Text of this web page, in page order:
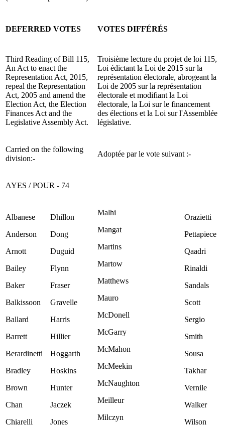
DEFERRED VOTES VOTES DIFFÉRÉS
Third Reading of Bill 115,
An Act to enact the
Representation Act, 2015,
repeal the Representation
Act, 2005 and amend the
Election Act, the Election
Finances Act and the
Legislative Assembly Act.
Troisième lecture du projet de loi 115,
Loi édictant la Loi de 2015 sur la
représentation électorale, abrogeant la
Loi de 2005 sur la représentation
électorale et modifiant la Loi
électorale, la Loi sur le financement
des élections et la Loi sur l'Assemblée
législative.
Carried on the following
division:-
Adoptée par le vote suivant :-
AYES / POUR - 74
Albanese
Anderson
Arnott
Bailey
Baker
Balkissoon
Ballard
Barrett
Berardinetti
Bradley
Brown
Chan
Chiarelli
Dhillon
Dong
Duguid
Flynn
Fraser
Gravelle
Harris
Hillier
Hoggarth
Hoskins
Hunter
Jaczek
Jones
Malhi
Mangat
Martins
Martow
Matthews
Mauro
McDonell
McGarry
McMahon
McMeekin
McNaughton
Meilleur
Milczyn
Orazietti
Pettapiece
Qaadri
Rinaldi
Sandals
Scott
Sergio
Smith
Sousa
Takhar
Vernile
Walker
Wilson